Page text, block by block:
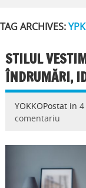
TAG ARCHIVES:
STILUL
ÎNDRUMĂRI,
YOKKOPostat in
comentariu